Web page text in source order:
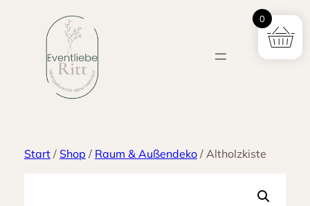
Start/ Shop / Raum & Außendeko/ Altholzkiste
0